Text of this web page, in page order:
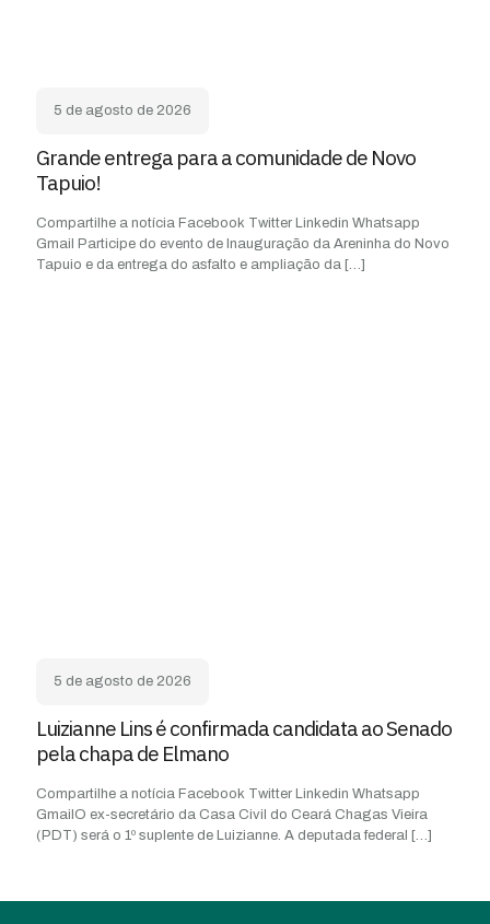
5 de agosto de 2026
Grande entrega para a comunidade de Novo
Tapuio!
Compartilhe a notícia Facebook Twitter Linkedin Whatsapp
Gmail Participe do evento de Inauguração da Areninha do Novo
Tapuio e da entrega do asfalto e ampliação da […]
5 de agosto de 2026
Luizianne Lins é confirmada candidata ao Senado
pela chapa de Elmano
Compartilhe a notícia Facebook Twitter Linkedin Whatsapp
GmailO ex-secretário da Casa Civil do Ceará Chagas Vieira
(PDT) será o 1º suplente de Luizianne. A deputada federal […]